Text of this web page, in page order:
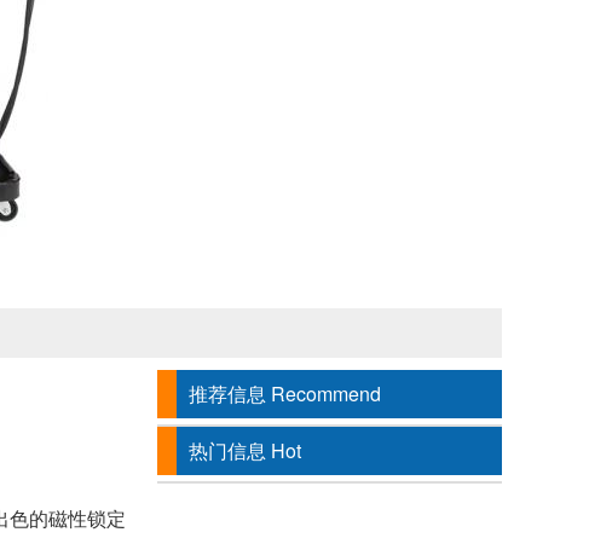
色的磁性锁定
推荐信息 Recommend
热门信息 Hot